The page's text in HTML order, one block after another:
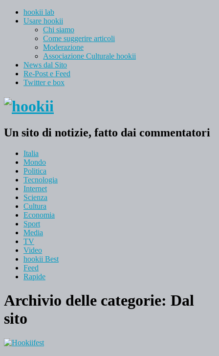
hookii lab
Usare hookii
Chi siamo
Come suggerire articoli
Moderazione
Associazione Culturale hookii
News dal Sito
Re-Post e Feed
Twitter e box
Un sito di notizie, fatto dai commentatori
Italia
Mondo
Politica
Tecnologia
Internet
Scienza
Cultura
Economia
Sport
Media
TV
Video
hookii Best
Feed
Rapide
Archivio delle categorie: Dal
sito